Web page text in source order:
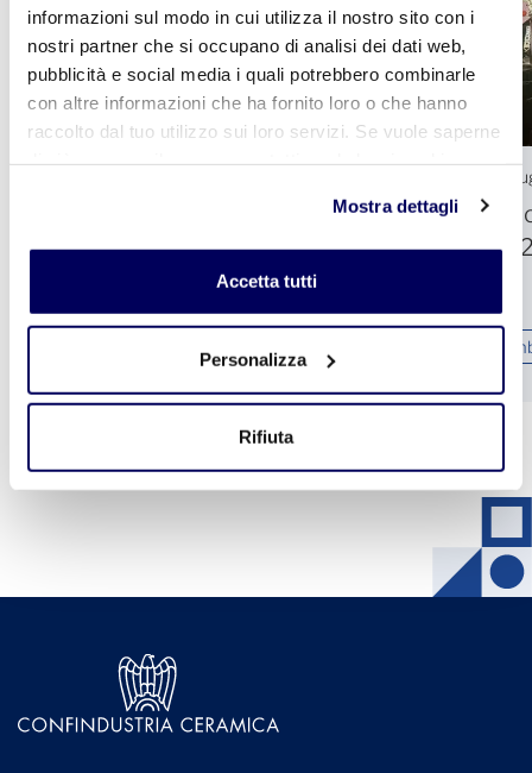
informazioni sul modo in cui utilizza il nostro sito con i
nostri partner che si occupano di analisi dei dati web,
pubblicità e social media i quali potrebbero combinarle
con altre informazioni che ha fornito loro o che hanno
raccolto dal tuo utilizzo sui loro servizi. Se vuole saperne
sul tasto "Accetta tutti". Se non vuole i cookie di
profilazione può negare il consenso sul tasto "Rifiuta".
Mostra dettagli
Accetta tutti
Personalizza
Rifiuta
Chiusura uffici per ferie estive
21
234